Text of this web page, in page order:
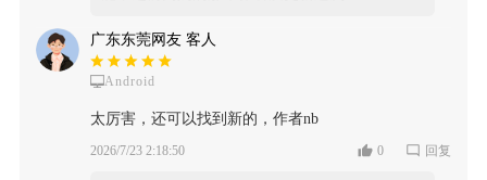
广东东莞网友 客人
Android
太厉害，还可以找到新的，作者nb
2026/7/23 2:18:50 0 回复